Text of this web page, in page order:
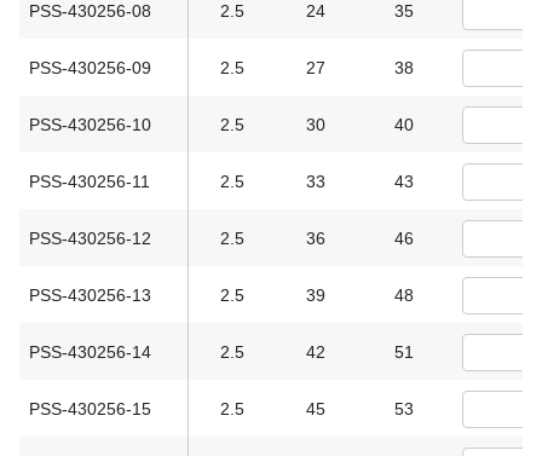
PSS-430256-08 2.5 24 35
PSS-430256-09 2.5 27 38
PSS-430256-10 2.5 30 40
PSS-430256-11 2.5 33 43
PSS-430256-12 2.5 36 46
PSS-430256-13 2.5 39 48
PSS-430256-14 2.5 42 51
PSS-430256-15 2.5 45 53